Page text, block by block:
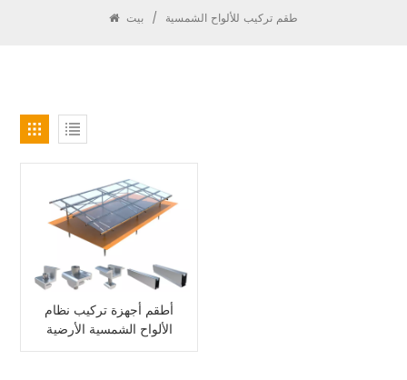
بيت / طقم تركيب للألواح الشمسية
أطقم أجهزة تركيب نظام
الألواح الشمسية الأرضية